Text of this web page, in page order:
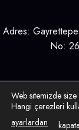
Adres: Gayrettepe
No:
Web sitemizde
Hangi çerezleri
ayarlardan